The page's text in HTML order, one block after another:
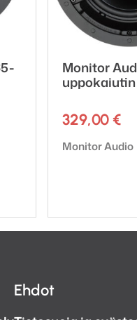
Monitor
uppokaiutin
329,00 €
Tuotemerkki:
Monitor Audio
Ehdot